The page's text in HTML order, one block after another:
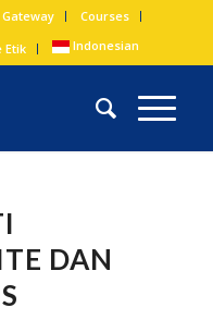
Gateway
Courses
Etik Indonesian
DAN